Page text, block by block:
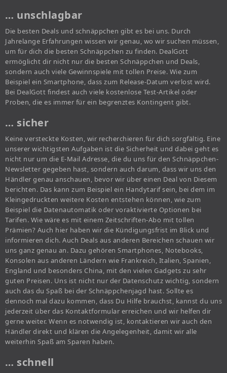
… unschlagbar
Die besten Deals und schnäppchen gibt es bei uns. Durch
Jahrelange Erfahrungen wissen wir genau, wo wir suchen müssen,
um für dich die besten Schnäppchen zu finden. DealGott
ermöglicht dir nicht nur die besten Schnäppchen und Deals,
sondern auch viele Gewinnspiele mit tollen Preise. Wie zum
Beispiel ein Smartphone, dass zum Release-Datum verlost wird.
Bei DealGott findest auch viele kostenlose Test-Artikel oder
Proben, die es immer für ein begrenztes Kontingent gibt.
… sicher
Keine versteckte Kosten, wir recherchieren für dich sorgfältig. Eine
unserer wichtigsten Aufgaben ist die Sicherheit und dabei geht es
nicht nur um die E-Mail Adresse, die du uns für den Schnäppchen-
Newsletter gegeben hast, sondern auch darum, dass wir uns den
Händler genau anschauen, bevor wir über einen Deal von Diesem
berichten. Das kann zum Beispiel ein Handytarif sein, bei dem im
Kleingedruckten weitere Kosten entstehen können, wie zum
Beispiel die Datenautomatik oder voraktivierte Optionen bei
Tarifen. Wie wäre es mit einem Zeitschriften-Abo mit tollen
Prämien? Auch hier haben wir die Kündigungsfrist im Blick und
informieren dich. Auch Deals aus anderen Bereichen schauen wir
uns ganz genau an. Dazu gehören Smartphones, Notebooks,
Konsolen aus anderen Ländern wie Frankreich, Italien, Spanien,
England und besonders China, mit den vielen Gadgets zu sehr
guten Preisen. Uns ist nicht nur der Datenschutz wichtig, sondern
auch das du Spaß bei der Schnäppchenjagd hast. Sollte es
dennoch mal dazu kommen, dass Du Hilfe brauchst, kannst du uns
jederzeit über das Kontaktformular erreichen und wir helfen dir
gerne weiter. Wenn es notwendig ist, kontaktieren wir auch den
Händler direkt und klären die Angelegenheit, damit wir alle
weiterhin Spaß am Sparen haben.
… schnell